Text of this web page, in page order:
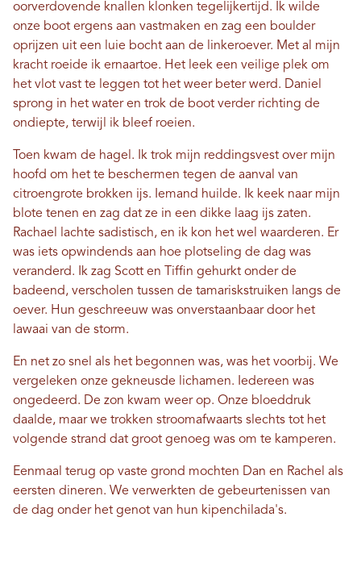
oorverdovende knallen klonken tegelijkertijd. Ik wilde
onze boot ergens aan vastmaken en zag een boulder
oprijzen uit een luie bocht aan de linkeroever. Met al mijn
kracht roeide ik ernaartoe. Het leek een veilige plek om
het vlot vast te leggen tot het weer beter werd. Daniel
sprong in het water en trok de boot verder richting de
ondiepte, terwijl ik bleef roeien.
Toen kwam de hagel. Ik trok mijn reddingsvest over mijn
hoofd om het te beschermen tegen de aanval van
citroengrote brokken ijs. Iemand huilde. Ik keek naar mijn
blote tenen en zag dat ze in een dikke laag ijs zaten.
Rachael lachte sadistisch, en ik kon het wel waarderen. Er
was iets opwindends aan hoe plotseling de dag was
veranderd. Ik zag Scott en Tiffin gehurkt onder de
badeend, verscholen tussen de tamariskstruiken langs de
oever. Hun geschreeuw was onverstaanbaar door het
lawaai van de storm.
En net zo snel als het begonnen was, was het voorbij. We
vergeleken onze gekneusde lichamen. Iedereen was
ongedeerd. De zon kwam weer op. Onze bloeddruk
daalde, maar we trokken stroomafwaarts slechts tot het
volgende strand dat groot genoeg was om te kamperen.
Eenmaal terug op vaste grond mochten Dan en Rachel als
eersten dineren. We verwerkten de gebeurtenissen van
de dag onder het genot van hun kipenchilada's.